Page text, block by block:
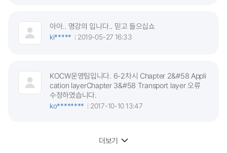
아아.. 명강의 입니다.. 믿고 들으십쇼
ki*****
2019-05-27 16:33
KOCW운영팀입니다. 6-2차시 Chapter 2&#58 Appli
cation layerChapter 3&#58 Transport layer 오류
수정하였습니다.
ko********
2017-10-10 13:47
더보기